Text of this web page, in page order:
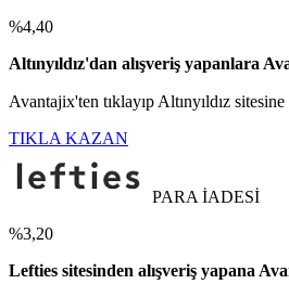
%4,40
Altınyıldız'dan alışveriş yapanlara
Avantajix'ten tıklayıp Altınyıldız
TIKLA KAZAN
PARA İADESİ
%3,20
Lefties sitesinden alışveriş yapana